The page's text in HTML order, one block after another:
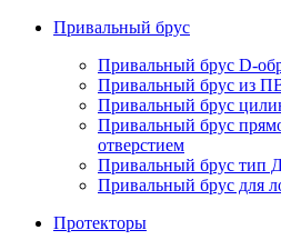
Привальный брус
Привальный брус D-
Привальный брус из
Привальный брус
Привальный брус
отверстием
Привальный брус тип
Привальный брус для
Протекторы